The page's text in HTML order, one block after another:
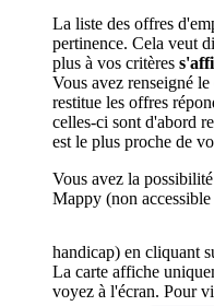
La liste des offres
pertinence. Cela veut
plus à vos critères
Vous avez renseigné
restitue les offres
celles-ci sont d'abord
est le plus proche de
Vous avez la
Mappy (non
handicap) en cliquant
La carte affiche
voyez à l'écran. Pour